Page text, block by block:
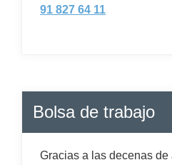
91 827 64 11
Bolsa de trabajo
Gracias a las decenas de